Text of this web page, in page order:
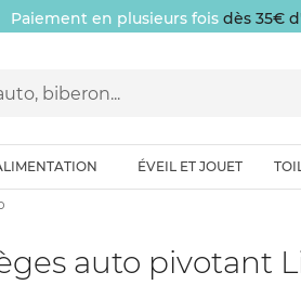
Paiement en plusieurs fois dès 35€
ÉVEIL ET JOUET
auto pivotant